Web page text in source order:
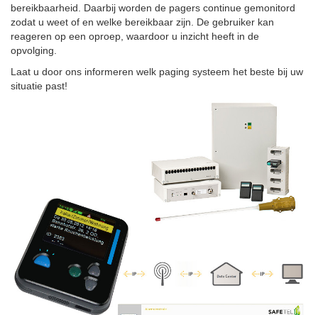
bereikbaarheid. Daarbij worden de pagers continue gemonitord
zodat u weet of en welke bereikbaar zijn. De gebruiker kan
reageren op een oproep, waardoor u inzicht heeft in de
opvolging.
Laat u door ons informeren welk paging systeem het beste bij uw
situatie past!